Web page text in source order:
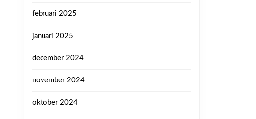
februari 2025
januari 2025
december 2024
november 2024
oktober 2024